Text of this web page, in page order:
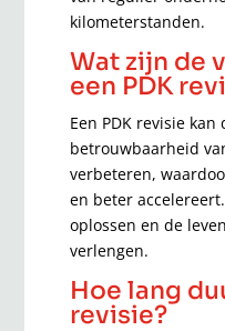
kilometerstanden.
Wat zijn de
een PDK
Een PDK revisie
betrouwbaarheid
verbeteren,
en beter
oplossen en de
verlengen.
Hoe lang
revisie?